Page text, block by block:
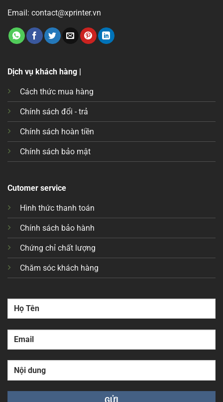
Email: contact@xprinter.vn
Dịch vụ khách hàng |
Cách thức mua hàng
Chính sách đổi - trả
Chính sách hoàn tiền
Chính sách bảo mật
Cutomer service
Hình thức thanh toán
Chính sách bảo hành
Chứng chỉ chất lượng
Chăm sóc khách hàng